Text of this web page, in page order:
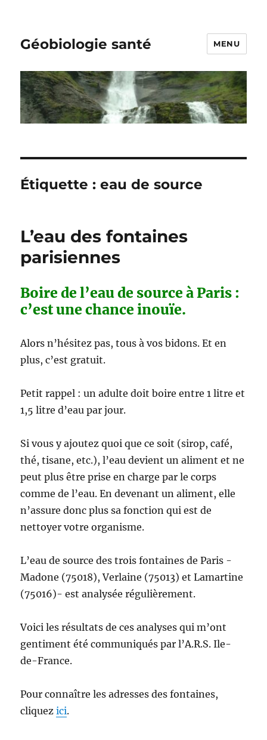
Géobiologie santé MENU
Étiquette :eau de source
L’eau des fontaines
parisiennes
Boire de l’eau de source à Paris :
c’est une chance inouïe.
Alors n’hésitez pas, tous à vos bidons. Et en
plus, c’est gratuit.
Petit rappel : un adulte doit boire entre 1 litre et
1,5 litre d’eau par jour.
Si vous y ajoutez quoi que ce soit (sirop, café,
thé, tisane, etc.), l’eau devient un aliment et ne
peut plus être prise en charge par le corps
comme de l’eau. En devenant un aliment, elle
n’assure donc plus sa fonction qui est de
nettoyer votre organisme.
L’eau de source des trois fontaines de Paris -
Madone (75018), Verlaine (75013) et Lamartine
(75016)- est analysée régulièrement.
Voici les résultats de ces analyses qui m’ont
gentiment été communiqués par l’A.R.S. Ile-
de-France.
Pour connaître les adresses des fontaines,
cliquezici.